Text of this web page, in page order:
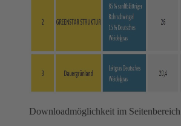
Downloadmöglichkeit im Seitenbereich